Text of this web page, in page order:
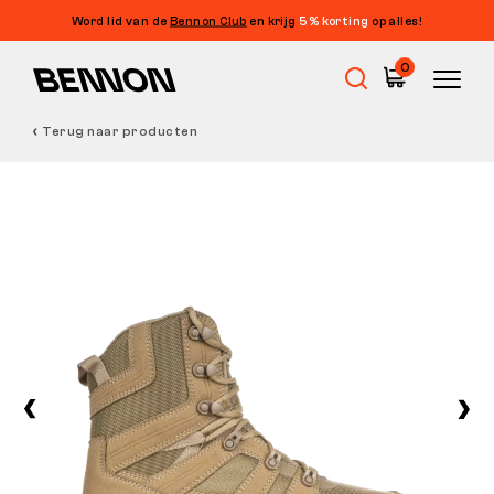
Word lid van de Bennon Club en krijg 5% korting op alles!
0
Outdoor
Vrijetijdsschoenen
Terug naar producten